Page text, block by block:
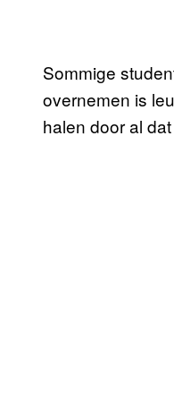
Sommige
overnemen is
halen door al